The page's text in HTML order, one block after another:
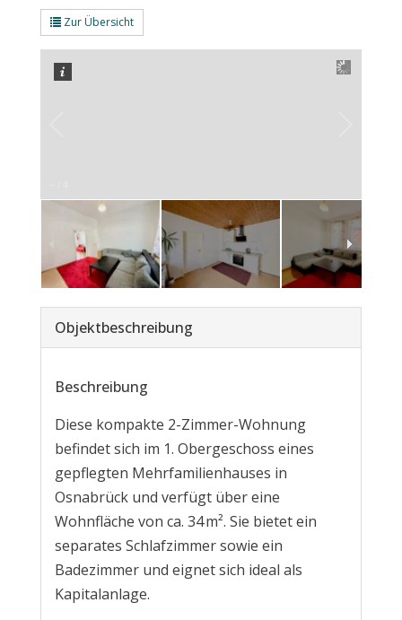
Zur Übersicht
Objekt­beschreibung
Beschreibung
Diese kompakte 2-Zimmer-Wohnung
befindet sich im 1. Obergeschoss eines
gepflegten Mehrfamilienhauses in
Osnabrück und verfügt über eine
Wohnfläche von ca. 34 m². Sie bietet ein
separates Schlafzimmer sowie ein
Badezimmer und eignet sich ideal als
Kapitalanlage.